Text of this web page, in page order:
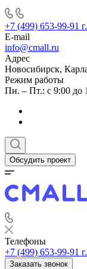
+7 (499) 653-99-91
E-mail
info@cmall.ru
Адрес
Новосибирск,
Режим работы
Пн. – Пт.: с 9:00 до
Обсудить проект
Телефоны
+7 (499) 653-99-91
Заказать звонок